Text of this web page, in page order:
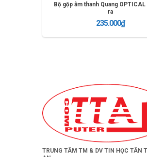
Bộ gộp âm thanh Quang OPTICAL
ra
235.000₫
TRUNG TÂM TM & DV TIN HỌC TÂN